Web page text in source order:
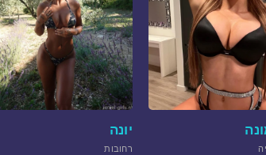
יונה
רחובות